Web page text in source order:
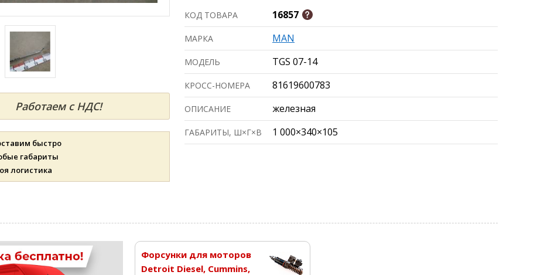
Работаем с НДС!
быстро
габариты
логистика
КОД ТОВАРА 16857
МАРКА MAN
МОДЕЛЬ TGS 07-14
КРОСС-НОМЕРА 81619600783
ОПИСАНИЕ железная
ГАБАРИТЫ, Ш×Г×В 1 000×340×105
Форсунки для моторов
Detroit Diesel, Cummins,